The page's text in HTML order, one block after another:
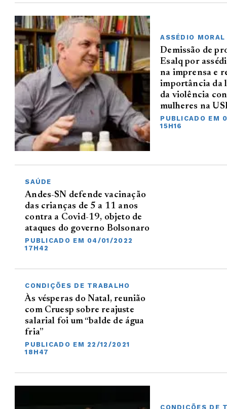
ASSÉDIO MORAL
Demissão de
Esalq por
na imprensa e
importância da
da violência
mulheres na
PUBLICADO EM
15H16
SAÚDE
Andes-SN defende vacinação
das crianças de 5 a 11 anos
contra a Covid-19, objeto de
ataques do governo Bolsonaro
PUBLICADO EM 04/01/2022
17H42
CONDIÇÕES DE TRABALHO
Às vésperas do Natal, reunião
com Cruesp sobre reajuste
salarial foi um “balde de água
fria”
PUBLICADO EM 22/12/2021
18H47
CONDIÇÕES DE